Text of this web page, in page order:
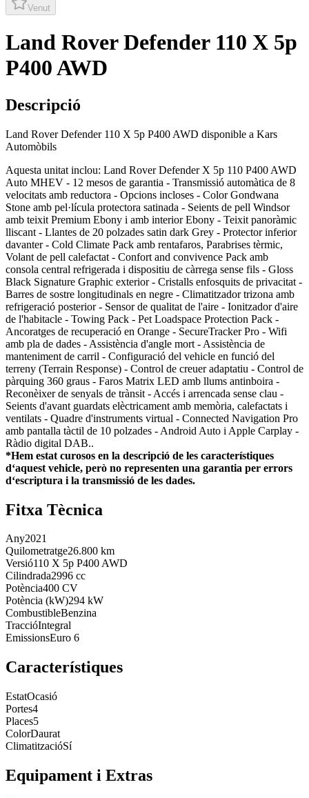
Venut
Land Rover Defender 110 X 5p
P400 AWD
Descripció
Land Rover Defender 110 X 5p P400 AWD disponible a Kars
Automòbils
Aquesta unitat inclou: Land Rover Defender X 5p 110 P400 AWD
Auto MHEV - 12 mesos de garantia - Transmissió automàtica de 8
velocitats amb reductora - Opcions incloses - Color Gondwana
Stone amb pel·lícula protectora satinada - Seients de pell Windsor
amb teixit Premium Ebony i amb interior Ebony - Teixit panoràmic
lliscant - Llantes de 20 polzades satin dark Grey - Protector inferior
davanter - Cold Climate Pack amb rentafaros, Parabrises tèrmic,
Volant de pell calefactat - Confort and convivence Pack amb
consola central refrigerada i dispositiu de càrrega sense fils - Gloss
Black Signature Graphic exterior - Cristalls enfosquits de privacitat -
Barres de sostre longitudinals en negre - Climatitzador trizona amb
refrigeració posterior - Sensor de qualitat de l'aire - Ionitzador d'aire
de l'habitacle - Towing Pack - Pet Loadspace Protection Pack -
Ancoratges de recuperació en Orange - SecureTracker Pro - Wifi
amb pla de dades - Assistència d'angle mort - Assistència de
manteniment de carril - Configuració del vehicle en funció del
terreny (Terrain Response) - Control de creuer adaptatiu - Control de
pàrquing 360 graus - Faros Matrix LED amb llums antinboira -
Reconèixer de senyals de trànsit - Accés i arrencada sense clau -
Seients d'avant guardats elèctricament amb memòria, calefactats i
ventilats - Quadre d'instruments virtual - Connected Navigation Pro
amb pantalla tàctil de 10 polzades - Android Auto i Apple Carplay -
Ràdio digital DAB..
*Hem estat curosos en la descripció de les característiques
dʻaquest vehicle, però no representen una garantia per errors
dʻescriptura i la transmissió de les dades.
Fitxa Tècnica
Any2021
Quilometratge26.800 km
Versió110 X 5p P400 AWD
Cilindrada2996 cc
Potència400 CV
Potència (kW)294 kW
CombustibleBenzina
TraccióIntegral
EmissionsEuro 6
Característiques
EstatOcasió
Portes4
Places5
ColorDaurat
ClimatitzacióSí
Equipament i Extras